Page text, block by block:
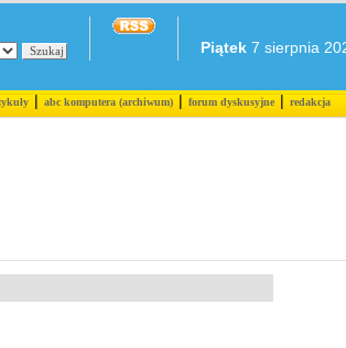
Piątek 7 sierpnia
|abc komputera (archiwum)|forum dyskusyjne|redakcja